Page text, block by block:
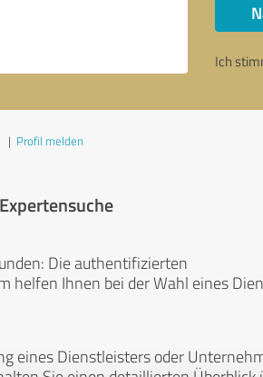
Ich
| Profil melden
Die authentifizierten
helfen Ihnen bei der Wahl eines
eines Dienstleisters oder